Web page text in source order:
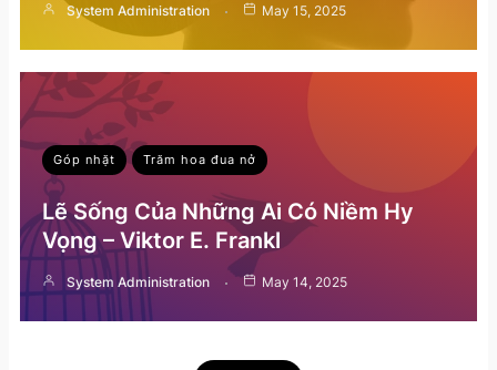
System Administration May 15, 2025
Góp nhặt Trăm hoa đua nở
Lẽ Sống Của Những Ai Có Niềm Hy
Vọng – Viktor E. Frankl
System Administration May 14, 2025